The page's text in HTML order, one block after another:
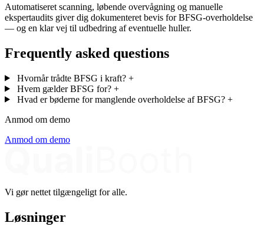
Automatiseret scanning, løbende overvågning og manuelle
ekspertaudits giver dig dokumenteret bevis for BFSG-overholdelse
— og en klar vej til udbedring af eventuelle huller.
Frequently asked questions
Hvornår trådte BFSG i kraft? +
Hvem gælder BFSG for? +
Hvad er bøderne for manglende overholdelse af BFSG? +
Anmod om demo
Anmod om demo
Vi gør nettet tilgængeligt for alle.
Løsninger